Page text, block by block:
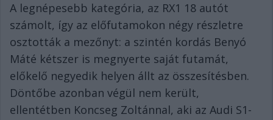
A legnépesebb kategória, az RX1 18 autót
számolt, így az előfutamokon négy részletre
osztották a mezőnyt: a szintén kordás Benyó
Máté kétszer is megnyerte saját futamát,
előkelő negyedik helyen állt az összesítésben.
Döntőbe azonban végül nem került,
ellentétben Koncseg Zoltánnal, aki az Audi S1-